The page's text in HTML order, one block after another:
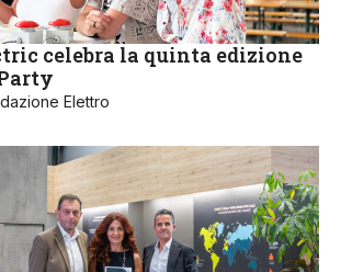
celebra la quinta edizione
Elettro